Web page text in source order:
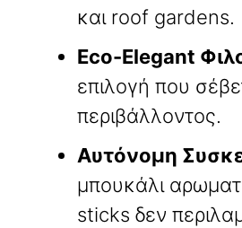
και roof gardens.
Eco-Elegant
επιλογή που
περιβάλλοντος.
Αυτόνομη
μπουκάλι
sticks δεν